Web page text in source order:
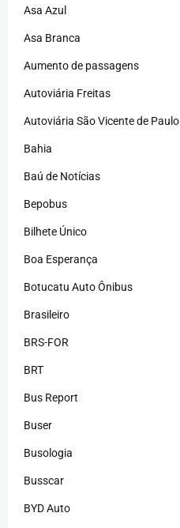
Asa Azul
Asa Branca
Aumento de passagens
Autoviária Freitas
Autoviária São Vicente de Paulo
Bahia
Baú de Notícias
Bepobus
Bilhete Único
Boa Esperança
Botucatu Auto Ônibus
Brasileiro
BRS-FOR
BRT
Bus Report
Buser
Busologia
Busscar
BYD Auto